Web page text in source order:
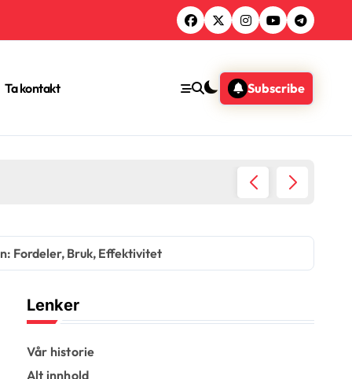
Ta kontakt Subscribe
Fordeler, Bruk, Effektivitet
Lenker
Vår historie
Alt innhold